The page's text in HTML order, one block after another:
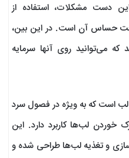
این دست مشکلات، استفاده از
حساس آن است. در این بین،
می‌توانید روی آنها سرمایه
لب است که به ویژه در فصول سرد
لب‌ها کاربرد دارد. این
و تغذیه لب‌ها طراحی شده و